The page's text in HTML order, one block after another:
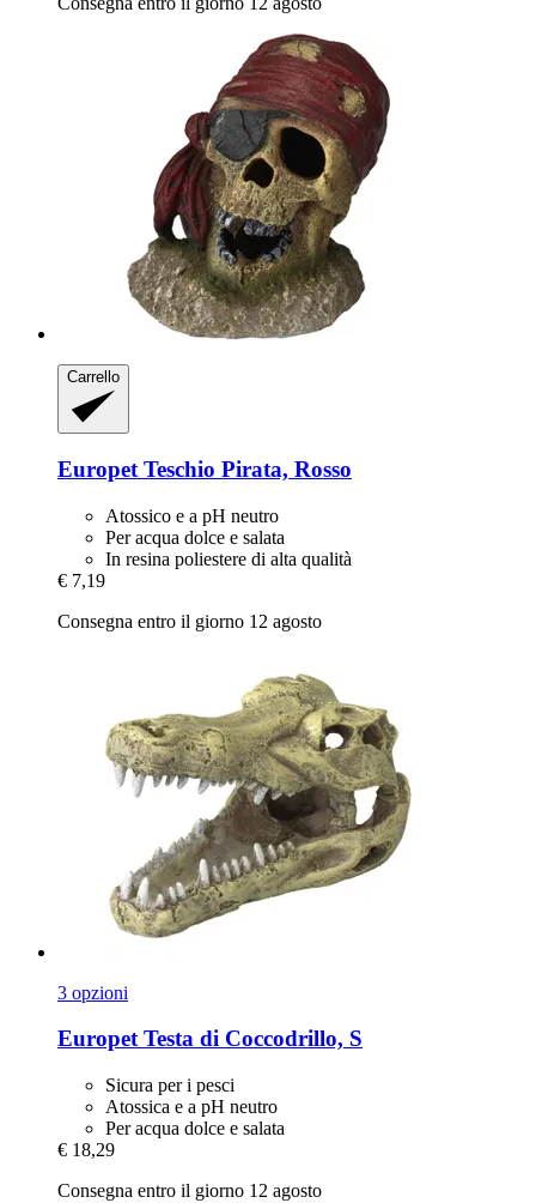
Carrello
Europet Teschio Pirata, Rosso
Atossico e a pH neutro
Per acqua dolce e salata
In resina poliestere di alta qualità
€ 7,19
Consegna entro il giorno 12 agosto
3 opzioni
EuropetTesta di Coccodrillo, S
Sicura per i pesci
Atossica e a pH neutro
Per acqua dolce e salata
€ 18,29
Consegna entro il giorno 12 agosto